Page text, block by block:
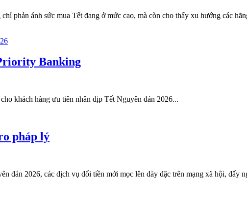
phản ánh sức mua Tết đang ở mức cao, mà còn cho thấy xu hướng các
Banking
khách hàng ưu tiên nhân dịp Tết Nguyên đán 2026...
pháp lý
đán 2026, các dịch vụ đổi tiền mới mọc lên dày đặc trên mạng xã hội, đẩy